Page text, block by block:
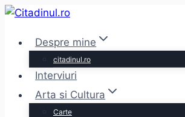
Skip
contentDespre mine
citadinul.ro
Interviuri
Arta si Cultura
Carte